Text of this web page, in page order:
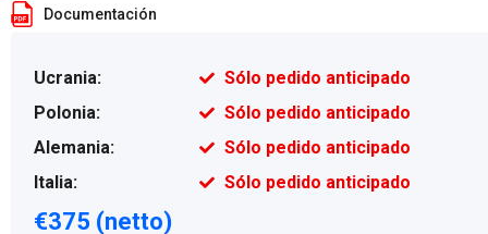
Documentación
Ucrania:
Sólo pedido anticipado
Polonia:
Sólo pedido anticipado
Alemania:
Sólo pedido anticipado
Italia:
Sólo pedido anticipado
€375 (netto)